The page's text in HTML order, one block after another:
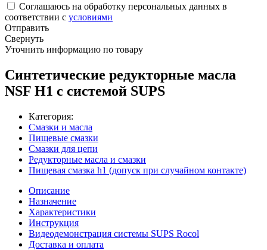
Соглашаюсь на обработку персональных данных в
соответствии с условиями
Отправить
Свернуть
Уточнить информацию по товару
Синтетические редукторные масла
NSF H1 с системой SUPS
Категория:
Смазки и масла
Пищевые смазки
Смазки для цепи
Редукторные масла и смазки
Пищевая смазка h1 (допуск при случайном контакте)
Описание
Назначение
Характеристики
Инструкция
Видеодемонстрация системы SUPS Rocol
Доставка и оплата